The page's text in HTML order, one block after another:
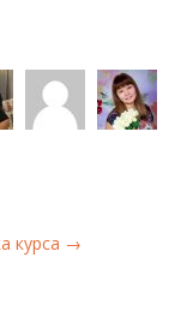
курса →